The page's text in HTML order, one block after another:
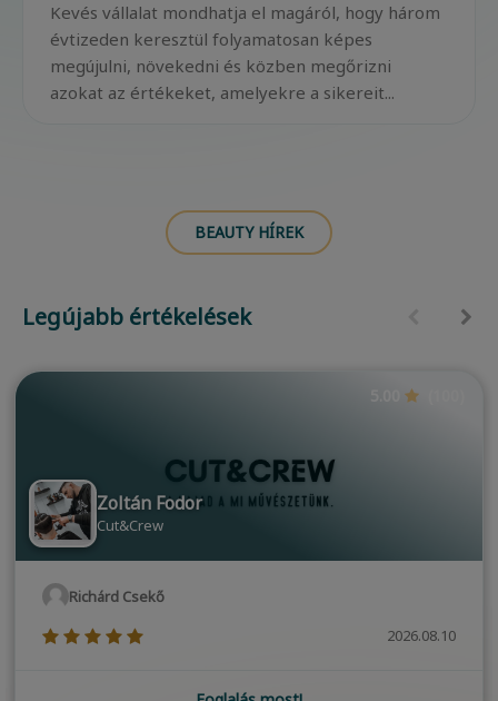
Kevés vállalat mondhatja el magáról, hogy három
évtizeden keresztül folyamatosan képes
megújulni, növekedni és közben megőrizni
azokat az értékeket, amelyekre a sikereit...
BEAUTY HÍREK
Legújabb értékelések
Zoltán Fodor
Cut&Crew
Richárd Csekő
(*)(*)(*)(*)(*) 2026.08.10